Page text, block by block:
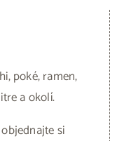
poké, ramen,
a okolí.
si